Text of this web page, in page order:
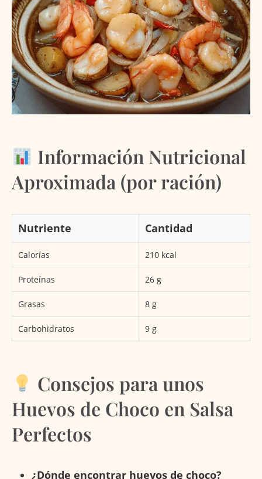
Información Nutricional
Aproximada (por ración)
Nutriente Cantidad
Calorías 210 kcal
Proteínas 26 g
Grasas 8 g
Carbohidratos 9 g
Consejos para unos
Huevos de Choco en Salsa
Perfectos
¿Dónde encontrar huevos de choco?